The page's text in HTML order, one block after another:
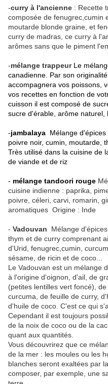
-curry à l'ancienne : Recette
composée de fenugrec,cumin
moutarde blonde graine, et
curry de madras, ce curry à
arômes sans que le piment
-mélange trappeur Le
canadienne. Par son
accompagnera vos poissons,
vos recettes en fonction de
cuisson il est composé de
sucre d'érable, arôme naturel,
-jambalaya Mélange d'épices
poivre noir, cumin, moutarde,
Très utilisé dans la cuisine de
de viande et de riz
- mélange tandoori rouge
cuisine indienne : paprika,
poivre, céleri, carvi, romarin,
aromatiques Origine : Inde
- Vadouvan Mélange
thym et de curry comprenant
d'Urid, fenugrec,cumin,
sésame, de ricin et de coco...
Le Vadouvan est un mélange
à l'origine d'oignon, d'ail, de
(petites lentilles vert foncé),
curcuma, de feuille de curry,
d'huile de coco. C'est ce qui
Cependant il est toujours
de la noix de coco ou de la
quant aux quantités.
Vous découvrirez que ce
de la mer : les moules ou les
blanches seront exaltées par
composer, par exemple, une